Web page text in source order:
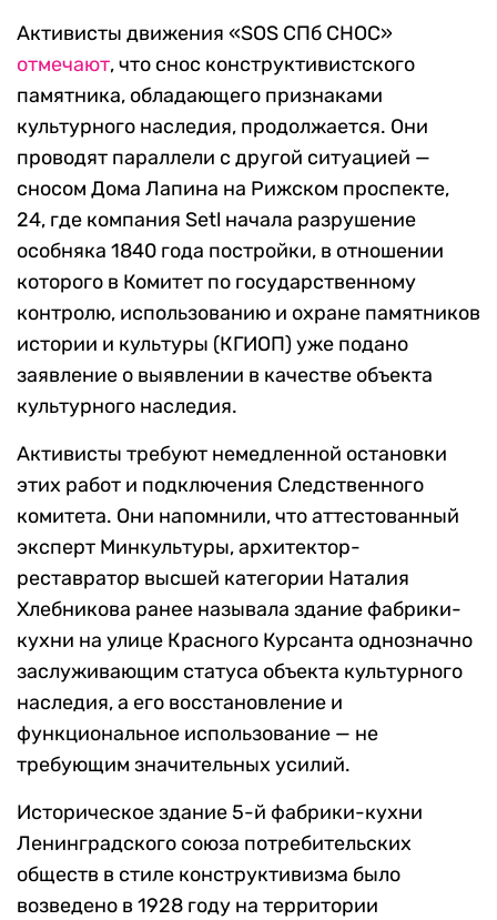
Активисты движения «SOS СПб СНОС»
отмечают, что снос конструктивистского
памятника, обладающего признаками
культурного наследия, продолжается. Они
проводят параллели с другой ситуацией —
сносом Дома Лапина на Рижском проспекте,
24, где компания Setl начала разрушение
особняка 1840 года постройки, в отношении
которого в Комитет по государственному
контролю, использованию и охране памятников
истории и культуры (КГИОП) уже подано
заявление о выявлении в качестве объекта
культурного наследия.
Активисты требуют немедленной остановки
этих работ и подключения Следственного
комитета. Они напомнили, что аттестованный
эксперт Минкультуры, архитектор-
реставратор высшей категории Наталия
Хлебникова ранее называла здание фабрики-
кухни на улице Красного Курсанта однозначно
заслуживающим статуса объекта культурного
наследия, а его восстановление и
функциональное использование — не
требующим значительных усилий.
Историческое здание 5-й фабрики-кухни
Ленинградского союза потребительских
обществ в стиле конструктивизма было
возведено в 1928 году на территории